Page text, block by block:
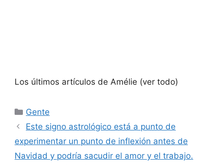
Los últimos artículos de Amélie (ver todo)
Categorías
Gente
Este signo astrológico está a punto de
experimentar un punto de inflexión antes de
Navidad y podría sacudir el amor y el trabajo.